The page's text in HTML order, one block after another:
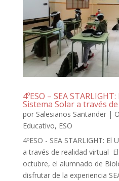
4ºESO – SEA
Sistema Solar a través
por Salesianos Santander|
Educativo, ESO
4ºESO - SEA STARLIGHT:
a través de realidad virtual
octubre, el alumnado de
disfrutar de la experiencia